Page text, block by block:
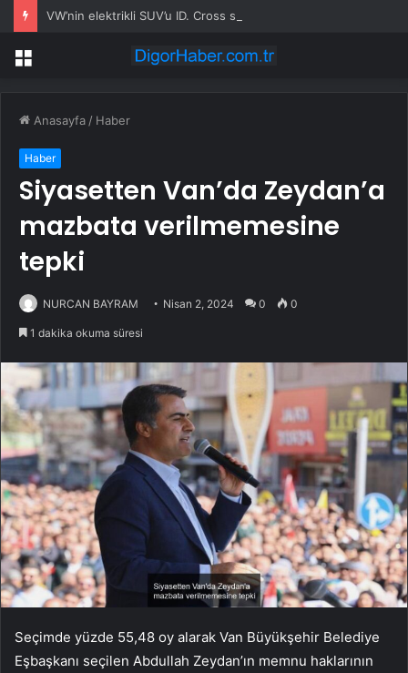
VW’nin elektrikli SUV’u ID. Cross siparişe açıldı
Menü
Anasayfa / Haber
Haber
Siyasetten Van’da Zeydan’a
mazbata verilmemesine
tepki
NURCAN BAYRAM Nisan 2, 2024 0 0
1 dakika okuma süresi
Seçimde yüzde 55,48 oy alarak Van Büyükşehir Belediye
Eşbaşkanı seçilen Abdullah Zeydan’ın memnu haklarının